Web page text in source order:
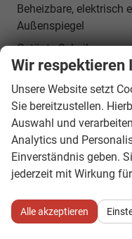
Beheizbare, elektrisch
Außenspiegel
Getönte Scheiben
Sonnenblenden für
Climatronic
KESSY Advanced
Start-Stopp-System
SUNSET
Alarmanlage mit
Diebstahlschutz
Wir respektieren
Unsere Website setzt
Sie bereitzustellen.
Auswahl und
Analytics und
Einverständnis geben.
jederzeit mit Wirkung
Alle akzeptieren